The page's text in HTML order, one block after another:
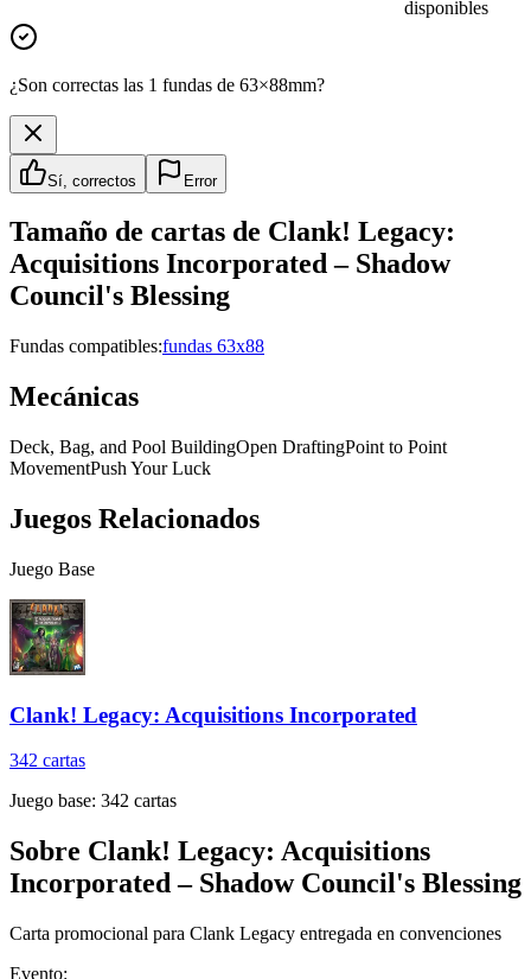
disponibles
¿Son correctas las 1 fundas de 63×88mm?
Sí, correctos Error
Tamaño de cartas de Clank! Legacy:
Acquisitions Incorporated – Shadow
Council's Blessing
Fundas compatibles:fundas 63x88
Mecánicas
Deck, Bag, and Pool BuildingOpen DraftingPoint to Point
MovementPush Your Luck
Juegos Relacionados
Juego Base
Clank! Legacy: Acquisitions Incorporated
342 cartas
Juego base: 342 cartas
Sobre Clank! Legacy: Acquisitions
Incorporated – Shadow Council's Blessing
Carta promocional para Clank Legacy entregada en convenciones
Evento: